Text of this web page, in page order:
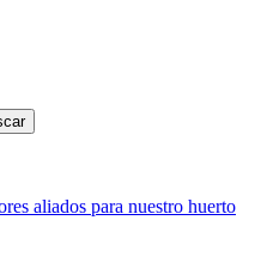
aliados para nuestro huerto